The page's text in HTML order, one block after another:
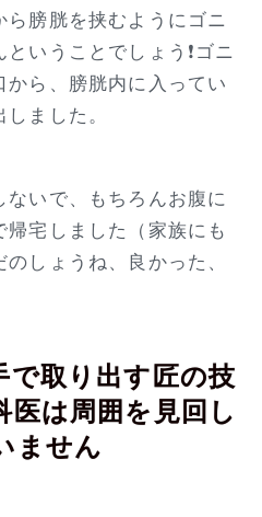
ら膀胱を挟むようにゴニ
いうことでしょう❗ゴニ
から、膀胱内に入ってい
ました。
いで、もちろんお腹に
宅しました（家族にも
しょうね、良かった、
で取り出す匠の技
医は周囲を見回し
ません